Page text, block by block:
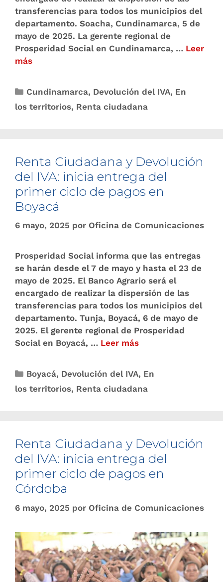
transferencias para todos los municipios del
departamento. Soacha, Cundinamarca, 5 de
mayo de 2025. La gerente regional de
Prosperidad Social en Cundinamarca, … Leer
más
Cundinamarca, Devolución del IVA, En
los territorios, Renta ciudadana
Renta Ciudadana y Devolución
del IVA: inicia entrega del
primer ciclo de pagos en
Boyacá
6 mayo, 2025 por Oficina de Comunicaciones
Prosperidad Social informa que las entregas
se harán desde el 7 de mayo y hasta el 23 de
mayo de 2025. El Banco Agrario será el
encargado de realizar la dispersión de las
transferencias para todos los municipios del
departamento. Tunja, Boyacá, 6 de mayo de
2025. El gerente regional de Prosperidad
Social en Boyacá, … Leer más
Boyacá, Devolución del IVA, En
los territorios, Renta ciudadana
Renta Ciudadana y Devolución
del IVA: inicia entrega del
primer ciclo de pagos en
Córdoba
6 mayo, 2025 por Oficina de Comunicaciones